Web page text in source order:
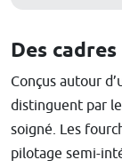
Des
Conçus autour
distinguent par
soigné. Les
pilotage semi-